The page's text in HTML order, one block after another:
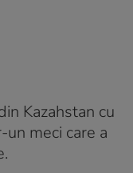
Kazahstan cu
meci care a